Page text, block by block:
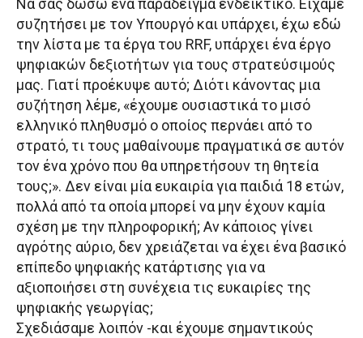
Να σας δώσω ένα παράδειγμα ενδεικτικό. Είχαμε
συζητήσει με τον Υπουργό και υπάρχει, έχω εδώ
την λίστα με τα έργα του RRF, υπάρχει ένα έργο
ψηφιακών δεξιοτήτων για τους στρατεύσιμούς
μας. Γιατί προέκυψε αυτό; Διότι κάνοντας μια
συζήτηση λέμε, «έχουμε ουσιαστικά το μισό
ελληνικό πληθυσμό ο οποίος περνάει από το
στρατό, τι τους μαθαίνουμε πραγματικά σε αυτόν
τον ένα χρόνο που θα υπηρετήσουν τη θητεία
τους;». Δεν είναι μία ευκαιρία για παιδιά 18 ετών,
πολλά από τα οποία μπορεί να μην έχουν καμία
σχέση με την πληροφορική; Αν κάποιος γίνει
αγρότης αύριο, δεν χρειάζεται να έχει ένα βασικό
επίπεδο ψηφιακής κατάρτισης για να
αξιοποιήσει στη συνέχεια τις ευκαιρίες της
ψηφιακής γεωργίας;
Σχεδιάσαμε λοιπόν -και έχουμε σημαντικούς